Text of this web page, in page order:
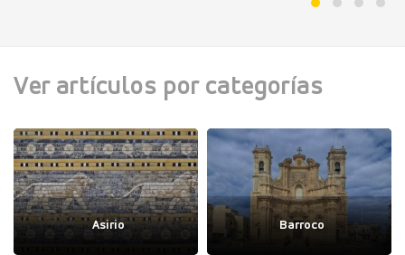
Ver artículos por categorías
Asirio Barroco